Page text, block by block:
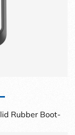
Rubber Boot-